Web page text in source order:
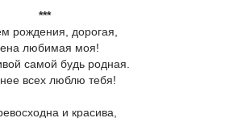
***
рождения, дорогая,
любимая моя!
самой будь родная.
всех люблю тебя!
и красива,